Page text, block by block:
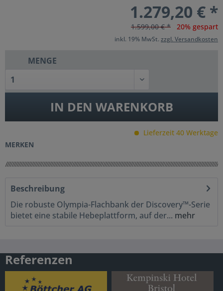
1.279,20 € *
1.599,00 € * 20% gespart
inkl. 19% MwSt. zzgl. Versandkosten
MENGE
IN DEN WARENKORB
Lieferzeit 40 Werktage
MERKEN
Beschreibung
Die robuste Olympia-Flachbank der Discovery™-Serie
bietet eine stabile Hebeplattform, auf der... mehr
Referenzen